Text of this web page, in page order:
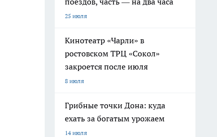
25 июля
Кинотеатр «Чарли» в
ростовском ТРЦ «Сокол»
закроется после июля
8 июля
Грибные точки Дона: куда
ехать за богатым урожаем
14 июля